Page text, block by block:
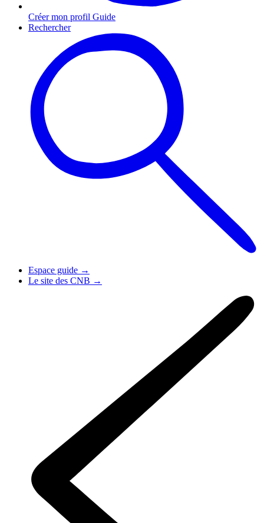
Créer mon profil Guide
Rechercher
Espace guide →
Le site des CNB →